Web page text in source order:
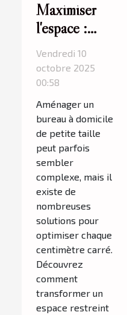
Maximiser
l'espace :
astuces pour
un petit
bureau à
domicile
Vendredi 10
octobre 2025
00:58
Aménager un
bureau à domicile
de petite taille
peut parfois
sembler
complexe, mais il
existe de
nombreuses
solutions pour
optimiser chaque
centimètre carré.
Découvrez
comment
transformer un
espace restreint